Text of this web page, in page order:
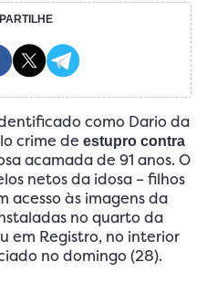
como Dario da
crime de estupro contra
acamada de 91 anos. O
netos da idosa – filhos
acesso às imagens da
no quarto da
em Registro, no interior
no domingo (28).